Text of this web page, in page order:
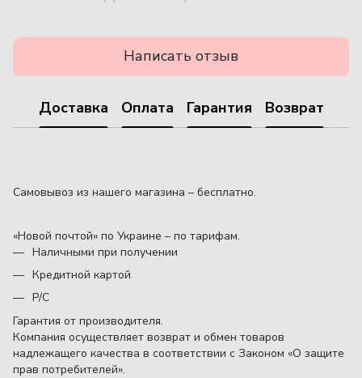
Написать отзыв
Доставка Оплата Гарантия Возврат
Самовывоз из нашего магазина – бесплатно.
«Новой почтой» по Украине – по тарифам.
Наличными при получении
Кредитной картой
Р/С
Гарантия от производителя.
Компания осуществляет возврат и обмен товаров
надлежащего качества в соответствии с Законом «О защите
прав потребителей».